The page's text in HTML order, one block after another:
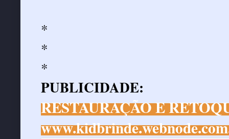
*
*
*
PUBLICIDADE:
RESTAURAÇÃO E